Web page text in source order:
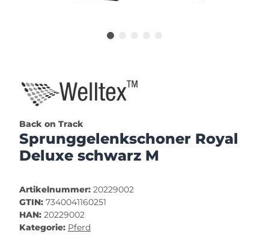
Back on Track
Sprunggelenkschoner Royal
Deluxe schwarz M
Artikelnummer: 20229002
GTIN: 7340041160251
HAN: 20229002
Kategorie: Pferd